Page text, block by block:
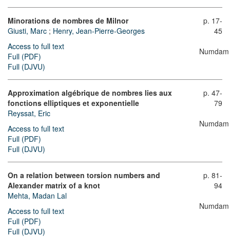
Minorations de nombres de Milnor
Giusti, Marc ; Henry, Jean-Pierre-Georges
Access to full text
Full (PDF)
Full (DJVU)
p. 17-
45
Numdam
Approximation algébrique de nombres lies aux
fonctions elliptiques et exponentielle
Reyssat, Eric
Access to full text
Full (PDF)
Full (DJVU)
p. 47-
79
Numdam
On a relation between torsion numbers and
Alexander matrix of a knot
Mehta, Madan Lal
Access to full text
Full (PDF)
Full (DJVU)
p. 81-
94
Numdam